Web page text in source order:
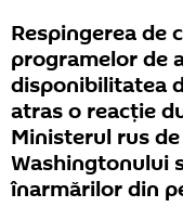
Respingerea de
programelor de
disponibilitatea
atras o reacție
Ministerul rus
Washingtonului
înarmărilor din